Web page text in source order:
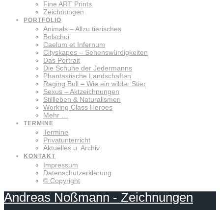
Fine ART Prints
Zeichnungen
PORTFOLIO
Animals – Allzu tierisches
Bolschoi
Caelum et Infernum
Cityskapes – Sehenswürdigkeiten
Das Portrait
Die Schuhe der Jedermanns
Phantastische Landschaften
Raging Bull – Wie ein wilder Stier
Sexus – Aktzeichnungen
Stillleben & Naturalismen
Working Class Heroes
Mehr …
TERMINE
Termine
Privatunterricht
Aktuelles u. Archiv
KONTAKT
Impressum
Datenschutzerklärung
© Copyright
Andreas Noßmann - Zeichnungen